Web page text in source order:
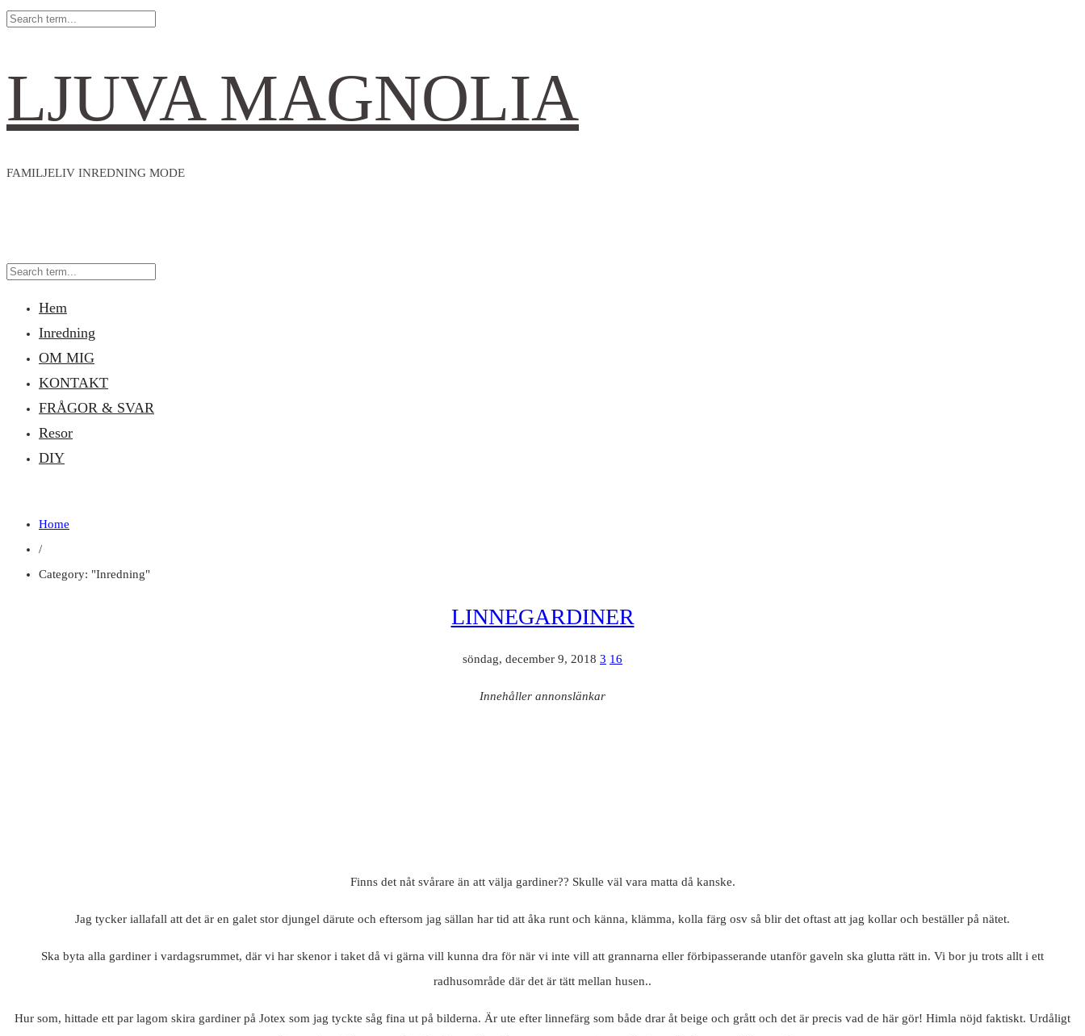
LJUVA MAGNOLIA
FAMILJELIV INREDNING MODE
Hem
Inredning
OM MIG
KONTAKT
FRÅGOR & SVAR
Resor
DIY
Home
/
Category: "Inredning"
LINNEGARDINER
söndag, december 9, 2018 3 16
Innehåller annonslänkar
Finns det nåt svårare än att välja gardiner?? Skulle väl vara matta då kanske.
Jag tycker iallafall att det är en galet stor djungel därute och eftersom jag sällan har tid att åka runt och känna, klämma, kolla färg osv så blir det oftast att jag kollar och beställer på nätet.
Ska byta alla gardiner i vardagsrummet, där vi har skenor i taket då vi gärna vill kunna dra för när vi inte vill att grannarna eller förbipasserande utanför gaveln ska glutta rätt in. Vi bor ju trots allt i ett
radhusområde där det är tätt mellan husen..
Hur som, hittade ett par lagom skira gardiner på Jotex som jag tyckte såg fina ut på bilderna. Är ute efter linnefärg som både drar åt beige och grått och det är precis vad de här gör! Himla nöjd faktiskt. Urdåligt